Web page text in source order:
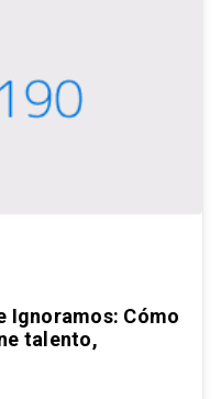
Ignoramos: Cómo
talento,